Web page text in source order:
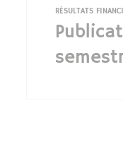
RÉSULTATS